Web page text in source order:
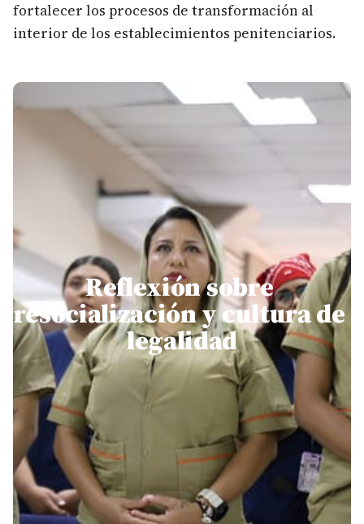
fortalecer los procesos de transformación al
interior de los establecimientos penitenciarios.
Reflexión sobre
resocialización y cultura de
legalidad